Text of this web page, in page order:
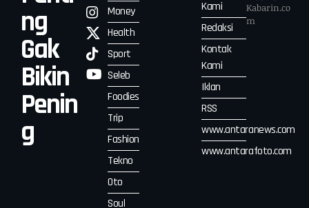
ng
Gak
Bikin
Penin
g
Money
Health
Sport
Seleb
Foodies
Trip
Fashion
Tekno
Oto
Soul
Kami
Redaksi
Kontak
Kami
Iklan
RSS
www.antaranews.com
www.antarafoto.com
Kabarin.co
m